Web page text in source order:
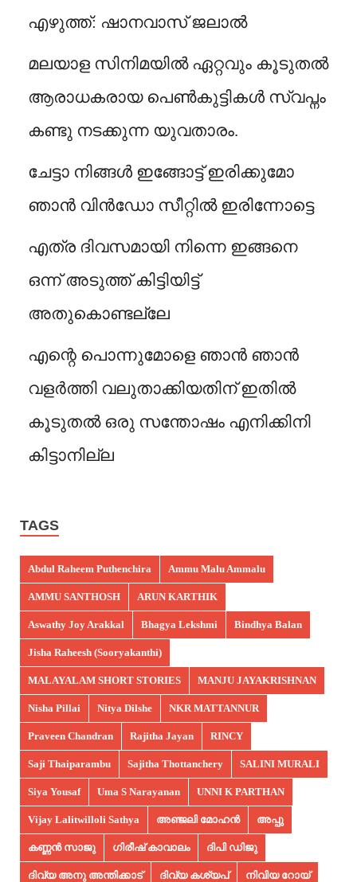
എഴുത്ത്: ഷാനവാസ് ജലാൽ
മലയാള സിനിമയിൽ ഏറ്റവും കൂടുതൽ
ആരാധകരായ പെൺകുട്ടികൾ സ്വപ്നം
കണ്ടു നടക്കുന്ന യുവതാരം.
ചേട്ടാ നിങ്ങൾ ഇങ്ങോട്ട് ഇരിക്കുമോ
ഞാൻ വിൻഡോ സീറ്റിൽ ഇരിന്നോട്ടെ
എത്ര ദിവസമായി നിന്നെ ഇങ്ങനെ
ഒന്ന് അടുത്ത് കിട്ടിയിട്ട്
അതുകൊണ്ടല്ലേ
എന്റെ പൊന്നുമോളെ ഞാൻ ഞാൻ
വളർത്തി വലുതാക്കിയതിന് ഇതിൽ
കൂടുതൽ ഒരു സന്തോഷം എനിക്കിനി
കിട്ടാനില്ല
TAGS
Abdul Raheem Puthenchira Ammu Malu Ammalu
AMMU SANTHOSH ARUN KARTHIK
Aswathy Joy Arakkal Bhagya Lekshmi Bindhya Balan
Jisha Raheesh (Sooryakanthi)
MALAYALAM SHORT STORIES MANJU JAYAKRISHNAN
Nisha Pillai Nitya Dilshe NKR MATTANNUR
Praveen Chandran Rajitha Jayan RINCY
Saji Thaiparambu Sajitha Thottanchery SALINI MURALI
Siya Yousaf Uma S Narayanan UNNI K PARTHAN
Vijay Lalitwilloli Sathya അഞ്ജലി മോഹൻ അപ്പു
കണ്ണൻ സാജു ഗിരീഷ് കാവാലം ദിപി ഡിജു
ദിവ്യ അനു അന്തിക്കാട് ദിവ്യ കശ്യപ് നിവിയ റോയ്